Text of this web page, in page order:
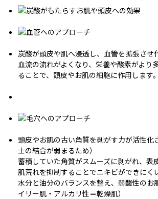
炭酸が頭皮や肌へ浸透し、血管を拡張させ
血流の流れがよくなり、栄養や酸素がより
ることで、頭皮やお肌の細胞に作用します。
頭皮やお肌の古い角質を剥がす力が活性化
士の結合が弱まるため）
蓄積していた角質がスムーズに剥がれ、表
肌荒れを抑制することでニキビができにく
水分と油分のバランスを整え、弱酸性のお
イリー肌・アルカリ性＝乾燥肌）